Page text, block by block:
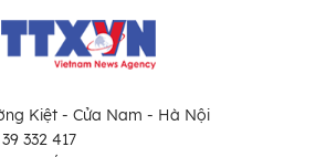
Kiệt - Cửa Nam - Hà Nội
332 417